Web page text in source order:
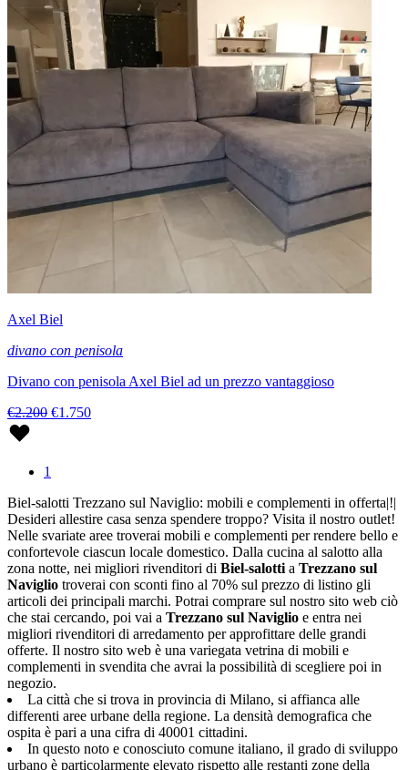
Axel Biel
divano con penisola
Divano con penisola Axel Biel ad un prezzo vantaggioso
€2.200 €1.750
1
Biel-salotti Trezzano sul Naviglio: mobili e complementi in offerta|!|
Desideri allestire casa senza spendere troppo? Visita il nostro outlet!
Nelle svariate aree troverai mobili e complementi per rendere bello e
confortevole ciascun locale domestico. Dalla cucina al salotto alla
zona notte, nei migliori rivenditori di Biel-salotti a Trezzano sul
Naviglio troverai con sconti fino al 70% sul prezzo di listino gli
articoli dei principali marchi. Potrai comprare sul nostro sito web ciò
che stai cercando, poi vai a Trezzano sul Naviglio e entra nei
migliori rivenditori di arredamento per approfittare delle grandi
offerte. Il nostro sito web è una variegata vetrina di mobili e
complementi in svendita che avrai la possibilità di scegliere poi in
negozio.
La città che si trova in provincia di Milano, si affianca alle
differenti aree urbane della regione. La densità demografica che
ospita è pari a una cifra di 40001 cittadini.
In questo noto e conosciuto comune italiano, il grado di sviluppo
urbano è particolarmente elevato rispetto alle restanti zone della